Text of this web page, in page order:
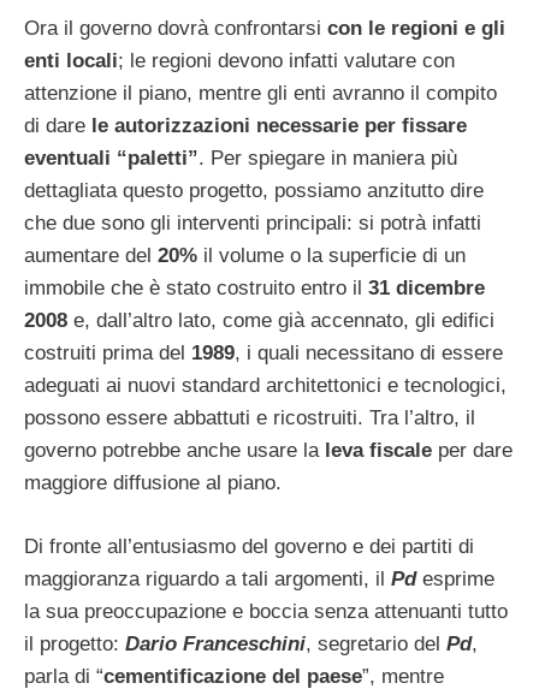
Ora il governo dovrà confrontarsi con le regioni e gli
enti locali; le regioni devono infatti valutare con
attenzione il piano, mentre gli enti avranno il compito
di dare le autorizzazioni necessarie per fissare
eventuali “paletti”. Per spiegare in maniera più
dettagliata questo progetto, possiamo anzitutto dire
che due sono gli interventi principali: si potrà infatti
aumentare del 20% il volume o la superficie di un
immobile che è stato costruito entro il 31 dicembre
2008 e, dall’altro lato, come già accennato, gli edifici
costruiti prima del 1989, i quali necessitano di essere
adeguati ai nuovi standard architettonici e tecnologici,
possono essere abbattuti e ricostruiti. Tra l’altro, il
governo potrebbe anche usare la leva fiscale per dare
maggiore diffusione al piano.
Di fronte all’entusiasmo del governo e dei partiti di
maggioranza riguardo a tali argomenti, il Pdesprime
la sua preoccupazione e boccia senza attenuanti tutto
il progetto: Dario Franceschini, segretario del Pd,
parla di “cementificazione del paese”, mentre